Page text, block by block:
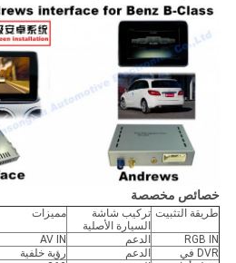
خصائص مخصصة
طريقة التثبيت تركيب شاشة
السيارة الأصلية
مميزات
RGB IN
الدعم AV IN
DVR في
الدعم رؤية خلفية